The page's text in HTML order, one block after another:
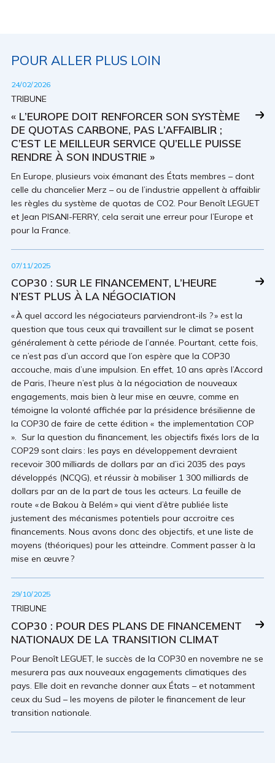
POUR ALLER PLUS LOIN
24/02/2026
TRIBUNE
« L’EUROPE DOIT RENFORCER SON SYSTÈME
DE QUOTAS CARBONE, PAS L’AFFAIBLIR ;
C’EST LE MEILLEUR SERVICE QU’ELLE PUISSE
RENDRE À SON INDUSTRIE »
En Europe, plusieurs voix émanant des États membres – dont
celle du chancelier Merz – ou de l’industrie appellent à affaiblir
les règles du système de quotas de CO2. Pour Benoît LEGUET
et Jean PISANI-FERRY, cela serait une erreur pour l’Europe et
pour la France.
07/11/2025
COP30 : SUR LE FINANCEMENT, L’HEURE
N’EST PLUS À LA NÉGOCIATION
« À quel accord les négociateurs parviendront-ils ? » est la
question que tous ceux qui travaillent sur le climat se posent
généralement à cette période de l’année. Pourtant, cette fois,
ce n’est pas d’un accord que l’on espère que la COP30
accouche, mais d’une impulsion. En effet, 10 ans après l’Accord
de Paris, l’heure n’est plus à la négociation de nouveaux
engagements, mais bien à leur mise en œuvre, comme en
témoigne la volonté affichée par la présidence brésilienne de
la COP30 de faire de cette édition « the implementation COP
». Sur la question du financement, les objectifs fixés lors de la
COP29 sont clairs : les pays en développement devraient
recevoir 300 milliards de dollars par an d’ici 2035 des pays
développés (NCQG), et réussir à mobiliser 1 300 milliards de
dollars par an de la part de tous les acteurs. La feuille de
route « de Bakou à Belém » qui vient d’être publiée liste
justement des mécanismes potentiels pour accroitre ces
financements. Nous avons donc des objectifs, et une liste de
moyens (théoriques) pour les atteindre. Comment passer à la
mise en œuvre ?
29/10/2025
TRIBUNE
COP30 : POUR DES PLANS DE FINANCEMENT
NATIONAUX DE LA TRANSITION CLIMAT
Pour Benoît LEGUET, le succès de la COP30 en novembre ne se
mesurera pas aux nouveaux engagements climatiques des
pays. Elle doit en revanche donner aux États – et notamment
ceux du Sud – les moyens de piloter le financement de leur
transition nationale.